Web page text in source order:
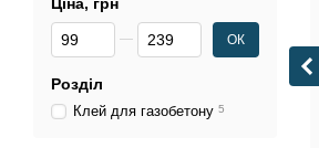
Від Ціна, грн
До Ціна, грн ОК
Розділ
Клей для газобетону 5